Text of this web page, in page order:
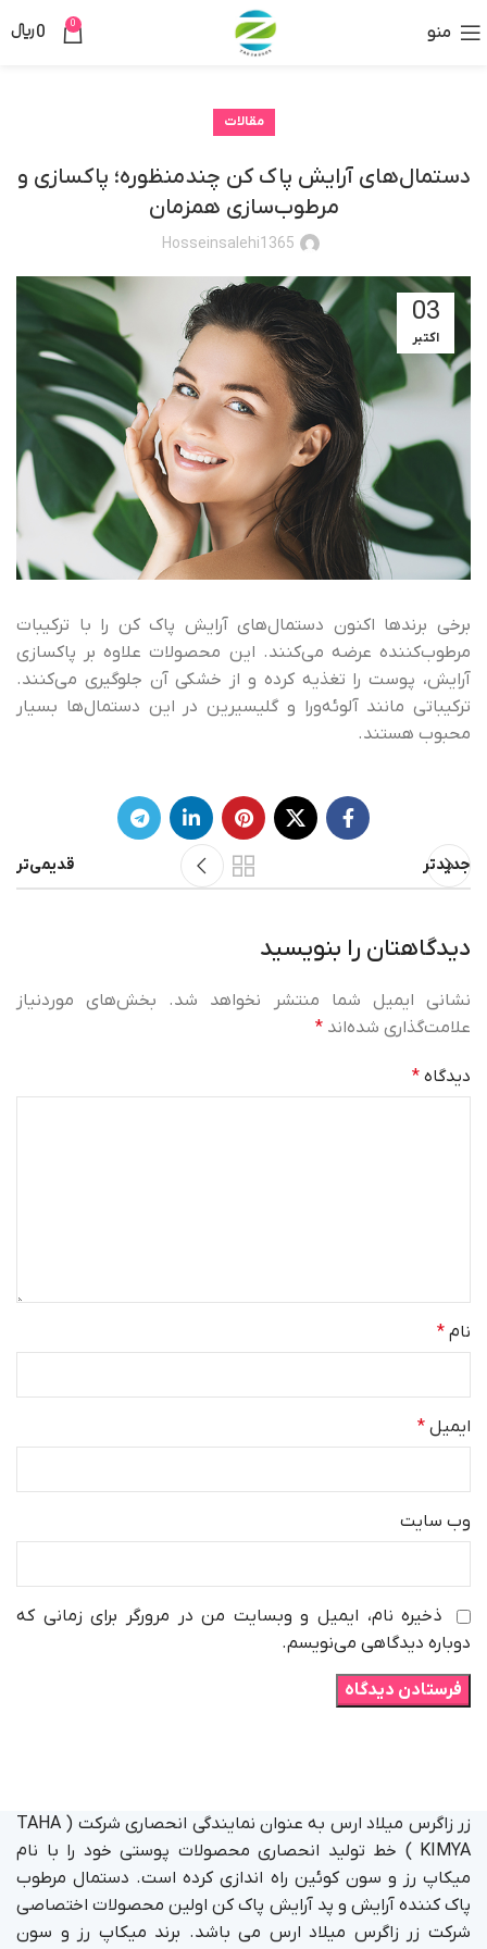
منو 0
0﷼
مقالات
دستمال‌های آرایش پاک کن چندمنظوره؛ پاکسازی و
مرطوب‌سازی همزمان
Hosseinsalehi1365
03
اکتبر
برخی برندها اکنون دستمال‌های آرایش پاک کن را با ترکیبات
مرطوب‌کننده عرضه می‌کنند. این محصولات علاوه بر پاکسازی
آرایش، پوست را تغذیه کرده و از خشکی آن جلوگیری می‌کنند.
ترکیباتی مانند آلوئه‌ورا و گلیسیرین در این دستمال‌ها بسیار
محبوب هستند.
جدیدتر قدیمی‌تر
دیدگاهتان را بنویسید
نشانی ایمیل شما منتشر نخواهد شد.
بخش‌های موردنیاز
علامت‌گذاری شده‌اند *
دیدگاه *
نام *
ایمیل *
وب‌ سایت
ذخیره نام، ایمیل و وبسایت من در مرورگر برای زمانی که
دوباره دیدگاهی می‌نویسم.
زر زاگرس میلاد ارس به عنوان نمایندگی انحصاری شرکت ( TAHA
KIMYA ) خط تولید انحصاری محصولات پوستی خود را با نام
میکاپ رز و سون کوئین راه اندازی کرده است. دستمال مرطوب
پاک کننده آرایش و پد آرایش پاک کن اولین محصولات اختصاصی
شرکت زر زاگرس میلاد ارس می باشد. برند میکاپ رز و سون